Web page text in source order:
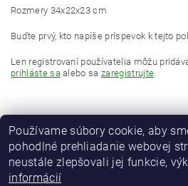
Rozmery 34x22x23 cm
Buďte prvý, kto napíše príspevok k tejto
Len registrovaní používatelia môžu
prihláste sa alebo sazaregistrujte.
Používame súbory cookie, aby
pohodlné prehliadanie webovej
neustále zlepšovali jej funkcie,
informácií